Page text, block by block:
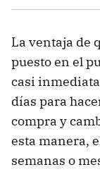
La ventaja de
puesto en el
casi
días para
compra y
esta manera,
semanas o